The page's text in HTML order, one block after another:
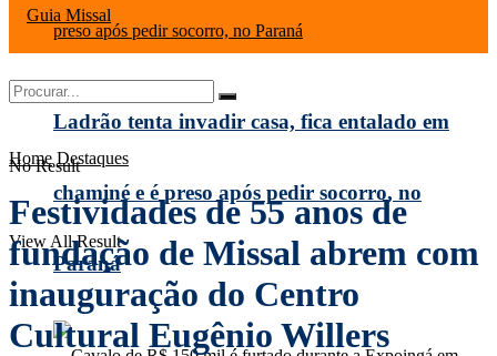
Ladrão tenta invadir casa, fica entalado em
chaminé e é preso após pedir socorro, no
Paraná
No Result
View All Result
Home Destaques
Festividades de 55 anos de
fundação de Missal abrem com
inauguração do Centro
Cultural Eugênio Willers